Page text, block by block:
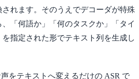
れます。そのうえでデコーダが特殊
、「何語か」「何のタスクか」「タイ
指定された形でテキスト列を生成し
をテキストへ変えるだけの ASR で